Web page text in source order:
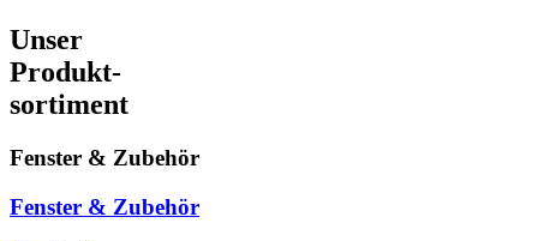
Unser
Produkt-
sortiment
Fenster & Zubehör
Fenster & Zubehör